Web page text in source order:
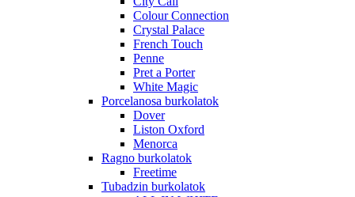
Colour Connection
Crystal Palace
French Touch
Penne
Pret a Porter
White Magic
Porcelanosa burkolatok
Dover
Liston Oxford
Menorca
Ragno burkolatok
Freetime
Tubadzin burkolatok